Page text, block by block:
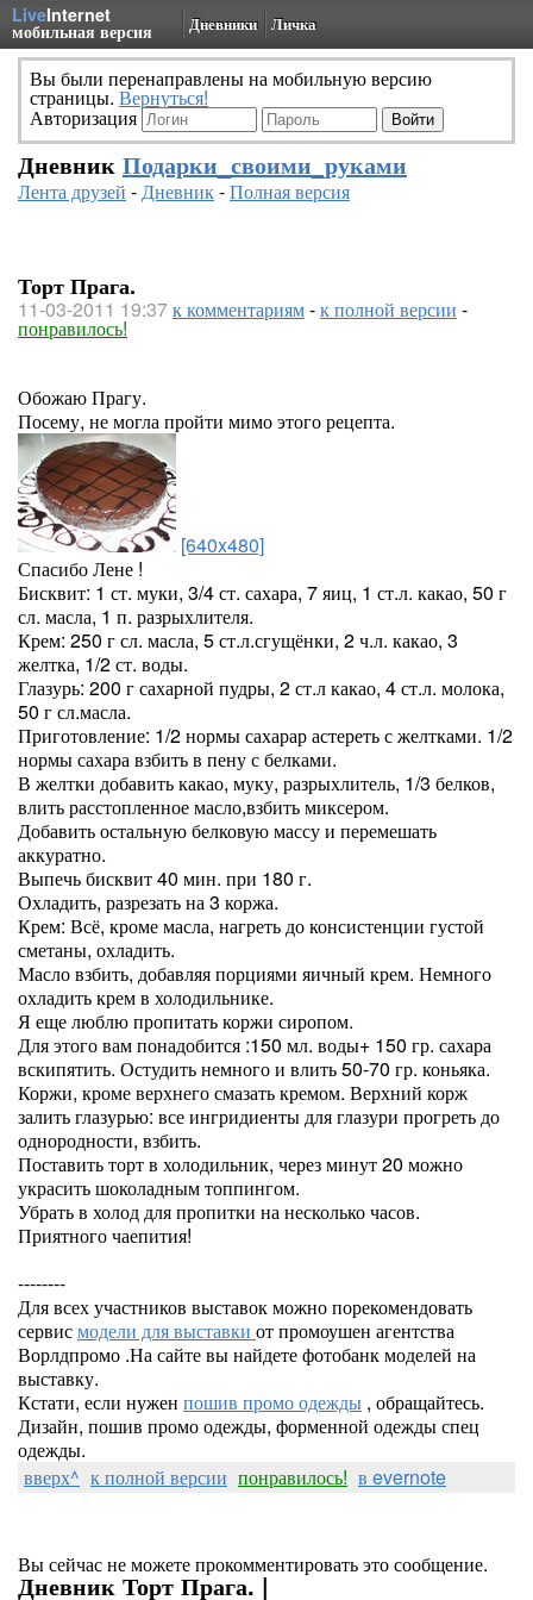
LiveInternet
мобильная версия Дневники Личка
Вы были перенаправлены на мобильную версию
страницы. Вернуться!
Авторизация
Дневник Подарки_своими_руками
Лента друзей -Дневник-Полная версия
Торт Прага.
11-03-2011 19:37к комментариям-к полной версии -
понравилось!
Обожаю Прагу.
Посему, не могла пройти мимо этого рецепта.
[640x480]
Спасибо Лене !
Бисквит: 1 ст. муки, 3/4 ст. сахара, 7 яиц, 1 ст.л. какао, 50 г
сл. масла, 1 п. разрыхлителя.
Крем: 250 г сл. масла, 5 ст.л.сгущёнки, 2 ч.л. какао, 3
желтка, 1/2 ст. воды.
Глазурь: 200 г сахарной пудры, 2 ст.л какао, 4 ст.л. молока,
50 г сл.масла.
Приготовление: 1/2 нормы сахарар астереть с желтками. 1/2
нормы сахара взбить в пену с белками.
В желтки добавить какао, муку, разрыхлитель, 1/3 белков,
влить расстопленное масло,взбить миксером.
Добавить остальную белковую массу и перемешать
аккуратно.
Выпечь бисквит 40 мин. при 180 г.
Охладить, разрезать на 3 коржа.
Крем: Всё, кроме масла, нагреть до консистенции густой
сметаны, охладить.
Масло взбить, добавляя порциями яичный крем. Немного
охладить крем в холодильнике.
Я еще люблю пропитать коржи сиропом.
Для этого вам понадобится :150 мл. воды+ 150 гр. сахара
вскипятить. Остудить немного и влить 50-70 гр. коньяка.
Коржи, кроме верхнего смазать кремом. Верхний корж
залить глазурью: все ингридиенты для глазури прогреть до
однородности, взбить.
Поставить торт в холодильник, через минут 20 можно
украсить шоколадным топпингом.
Убрать в холод для пропитки на несколько часов.
Приятного чаепития!
--------
Для всех участников выставок можно порекомендовать
сервисмодели для выставки от промоушен агентства
Ворлдпромо .На сайте вы найдете фотобанк моделей на
выставку.
Кстати, если нужен пошив промо одежды , обращайтесь.
Дизайн, пошив промо одежды, форменной одежды спец
одежды.
вверх^ к полной версии понравилось! в evernote
Вы сейчас не можете прокомментировать это сообщение.
Дневник Торт Прага. |